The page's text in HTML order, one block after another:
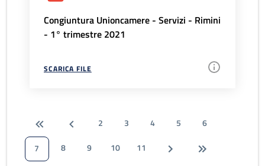
Congiuntura Unioncamere - Servizi - Rimini
- 1° trimestre 2021
SCARICA FILE
2 3 4 5
6
7
8 9 10 11